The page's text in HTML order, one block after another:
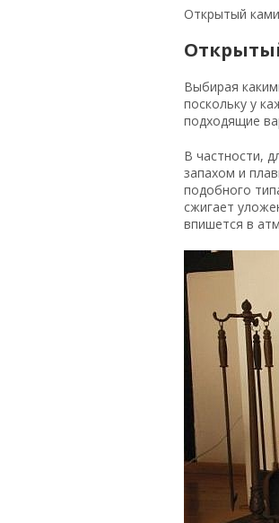
Открытый
Выбирая
поскольку у
подходящие
В частности,
запахом и
подобного
сжигает
впишется в